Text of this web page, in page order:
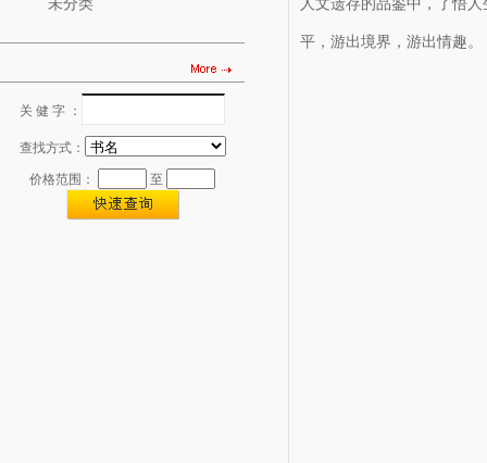
未分类
关 健 字 ：
查找方式：
价格范围： 至
人文遗存的品鉴中，了悟
平，游出境界，游出情趣。